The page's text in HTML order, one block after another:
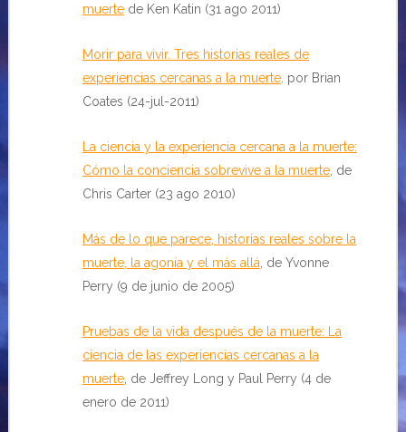
muertede Ken Katin (31 ago 2011)
Morir para vivir. Tres historias reales de
experiencias cercanas a la muerte. por Brian
Coates (24-jul-2011)
La ciencia y la experiencia cercana a la muerte:
Cómo la conciencia sobrevive a la muerte, de
Chris Carter (23 ago 2010)
Más de lo que parece, historias reales sobre la
muerte, la agonía y el más allá , de Yvonne
Perry (9 de junio de 2005)
Pruebas de la vida después de la muerte: La
ciencia de las experiencias cercanas a la
muerte, de Jeffrey Long y Paul Perry (4 de
enero de 2011)